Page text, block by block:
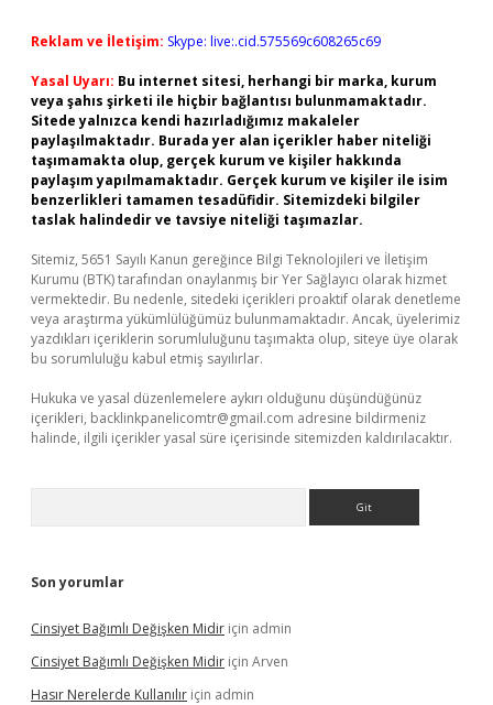
Reklam ve İletişim: Skype: live:.cid.575569c608265c69
Yasal Uyarı: Bu internet sitesi, herhangi bir marka, kurum
veya şahıs şirketi ile hiçbir bağlantısı bulunmamaktadır.
Sitede yalnızca kendi hazırladığımız makaleler
paylaşılmaktadır. Burada yer alan içerikler haber niteliği
taşımamakta olup, gerçek kurum ve kişiler hakkında
paylaşım yapılmamaktadır. Gerçek kurum ve kişiler ile isim
benzerlikleri tamamen tesadüfidir. Sitemizdeki bilgiler
taslak halindedir ve tavsiye niteliği taşımazlar.
Sitemiz, 5651 Sayılı Kanun gereğince Bilgi Teknolojileri ve İletişim
Kurumu (BTK) tarafından onaylanmış bir Yer Sağlayıcı olarak hizmet
vermektedir. Bu nedenle, sitedeki içerikleri proaktif olarak denetleme
veya araştırma yükümlülüğümüz bulunmamaktadır. Ancak, üyelerimiz
yazdıkları içeriklerin sorumluluğunu taşımakta olup, siteye üye olarak
bu sorumluluğu kabul etmiş sayılırlar.
Hukuka ve yasal düzenlemelere aykırı olduğunu düşündüğünüz
içerikleri, backlinkpanelicomtr@gmail.com adresine bildirmeniz
halinde, ilgili içerikler yasal süre içerisinde sitemizden kaldırılacaktır.
Son yorumlar
Cinsiyet Bağımlı Değişken Midir için admin
Cinsiyet Bağımlı Değişken Midir için Arven
Hasır Nerelerde Kullanılır için admin